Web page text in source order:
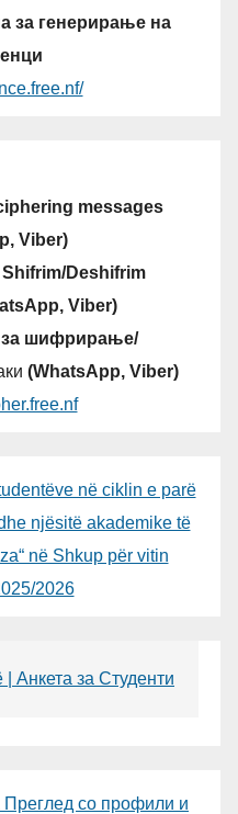
за генерирање на
messages
Viber)
Deshifrim
Viber)
за шифрирање/
(WhatsApp, Viber)
në ciklin e parë
njësitë akademike të
në Shkup për vitin
2026
Анкета за Студенти
со профили и